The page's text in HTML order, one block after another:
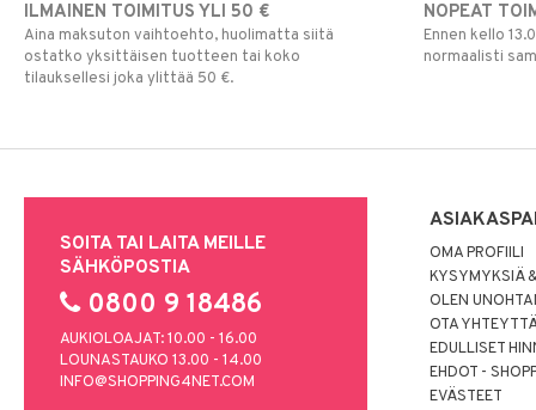
ILMAINEN TOIMITUS YLI 50 €
Aina maksuton vaihtoehto, huolimatta siitä
ostatko yksittäisen tuotteen tai koko
tilauksellesi joka ylittää 50 €.
NOPEAT
Ennen kello
normaalisti
SOITA TAI LAITA MEILLE
SÄHKÖPOSTIA
0800 9 18486
AUKIOLOAJAT: 10.00 - 16.00
LOUNASTAUKO 13.00 - 14.00
INFO@SHOPPING4NET.COM
OMA PROFIILI
KYSYMYKSIÄ
OLEN
OTA
EDULLISET
EHDOT -
EVÄSTEET